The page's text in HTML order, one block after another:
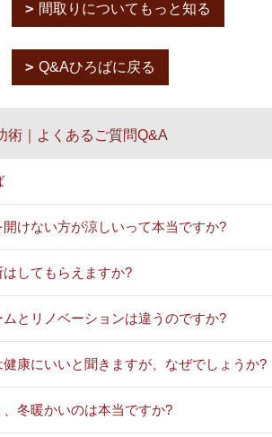
間取りについてもっと知る
Q&Aひろばに戻る
術｜よくあるご質問Q&A
けない方が涼しいって本当ですか?
してもらえますか?
とリノベーションは違うのですか?
康にいいと聞きますが、なぜでしょうか?
冬暖かいのは本当ですか?